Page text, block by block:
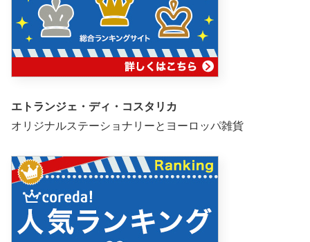
エトランジェ・ディ・コスタリカ
オリジナルステーショナリーとヨーロッパ雑貨